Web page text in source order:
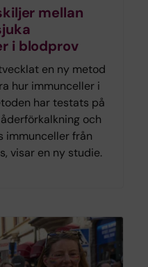
mellan
i blodprov
en ny metod
hur immunceller i
har testats på
och
immunceller från
visar en ny studie.